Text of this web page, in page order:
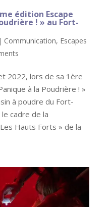
édition Escape
! » au Fort-
| Communication, Escapes
2022, lors de sa 1ère
à la Poudrière ! »
à poudre du Fort-
cadre de la
Hauts Forts » de la